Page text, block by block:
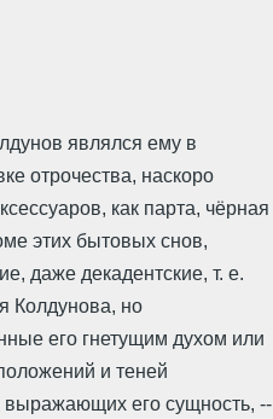
являлся ему в
отрочества, наскоро
как парта, чёрная
этих бытовых снов,
даже декадентские, т. е.
Колдунова, но
его гнетущим духом или
и теней
выражающих его сущность, --